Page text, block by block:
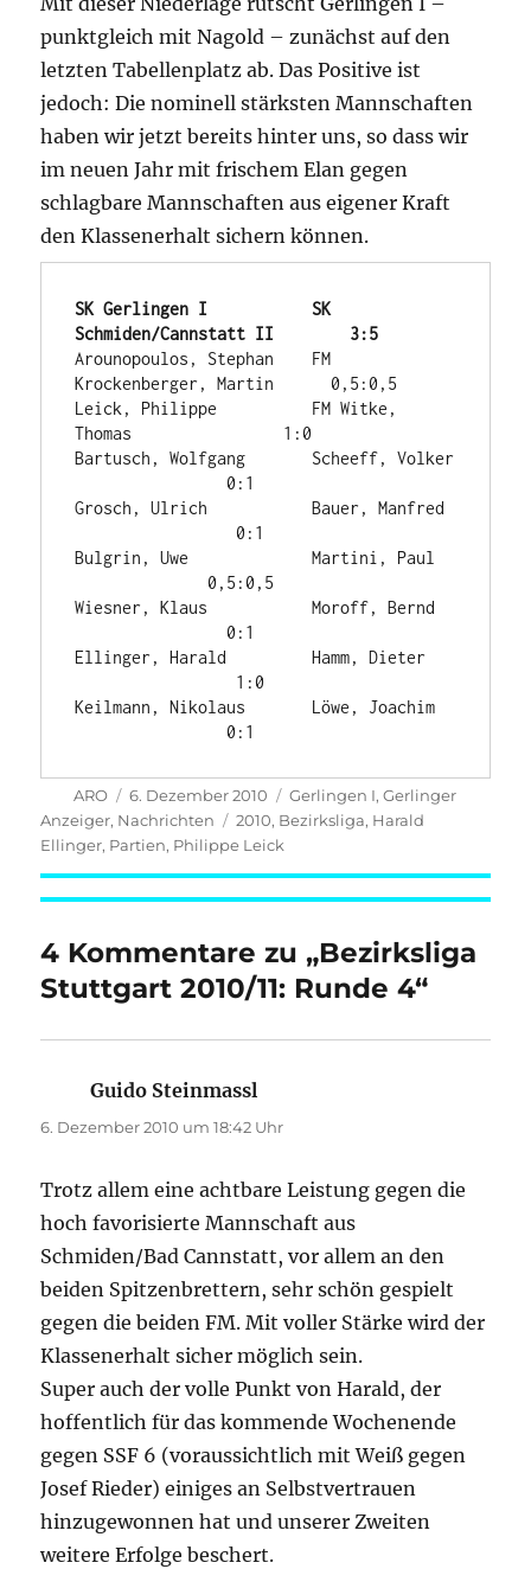
punktgleich mit Nagold – zunächst auf den
letzten Tabellenplatz ab. Das Positive ist
jedoch: Die nominell stärksten Mannschaften
haben wir jetzt bereits hinter uns, so dass wir
im neuen Jahr mit frischem Elan gegen
schlagbare Mannschaften aus eigener Kraft
den Klassenerhalt sichern können.
SK Gerlingen I           SK
Schmiden/Cannstatt II        3:5
Arounopoulos, Stephan    FM
Krockenberger, Martin      0,5:0,5
Leick, Philippe          FM Witke,
Thomas                1:0
Bartusch, Wolfgang       Scheeff, Volker
0:1
Grosch, Ulrich           Bauer, Manfred
0:1
Bulgrin, Uwe             Martini, Paul
0,5:0,5
Wiesner, Klaus           Moroff, Bernd
0:1
Ellinger, Harald         Hamm, Dieter
1:0
Keilmann, Nikolaus       Löwe, Joachim
0:1
Autor
ARO
Veröffentlicht
am
6. Dezember 2010 Kategorien
Gerlingen I,Gerlinger
Anzeiger, Nachrichten Schlagwörter
2010, Bezirksliga, Harald
Ellinger, Partien, Philippe Leick
4 Kommentare zu „Bezirksliga
Stuttgart 2010/11: Runde 4“
Guido Steinmassl
6. Dezember 2010 um 18:42 Uhr
Trotz allem eine achtbare Leistung gegen die
hoch favorisierte Mannschaft aus
Schmiden/Bad Cannstatt, vor allem an den
beiden Spitzenbrettern, sehr schön gespielt
gegen die beiden FM. Mit voller Stärke wird der
Klassenerhalt sicher möglich sein.
Super auch der volle Punkt von Harald, der
hoffentlich für das kommende Wochenende
gegen SSF 6 (voraussichtlich mit Weiß gegen
Josef Rieder) einiges an Selbstvertrauen
hinzugewonnen hat und unserer Zweiten
weitere Erfolge beschert.